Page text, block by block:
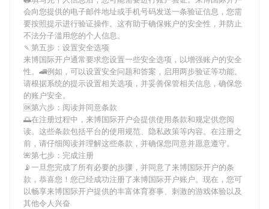
会向您提供的电子邮件地址或手机号码发送一条验证信息，您需
要按照提示进行验证操作。这有助于确保账户的安全性，并防止
不法分子滥用您的个人信息。
🍡第五步：设置安全选项
来博国际开户通常要求您设置一些安全选项，以增强账户的安全
性。🚄例如，可以设置安全问题和答案，启用两步验证等功能。
请根据系统的提示设置相关选项，并妥善保管相关信息，确保您
的账户安全。
🆗第六步：阅读并同意条款
🌅在注册过程中， 来博国际开户会提供使用条款和规定供您阅
读。这些条款包括平台的使用规范、隐私政策等内容。在注册之
前，请仔细阅读并理解这些条款，并确保您同意并愿意遵守。
🌺第七步：完成注册
📡一旦您完成了所有必要的步骤，并同意了来博国际开户的条
款，恭喜您！您已经成功注册了来博国际开户账户。现在，您可
以畅享来博国际开户提供的丰富体育赛事、刺激的游戏体验以及
其他令人兴奋